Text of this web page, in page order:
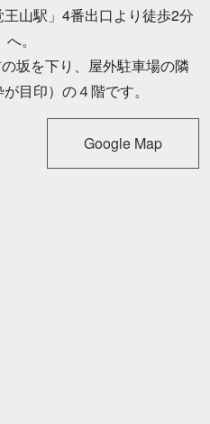
山駅」4番出口より徒歩2分
。
坂を下り、屋外駐車場の隣
目印）の４階です。
Google Map